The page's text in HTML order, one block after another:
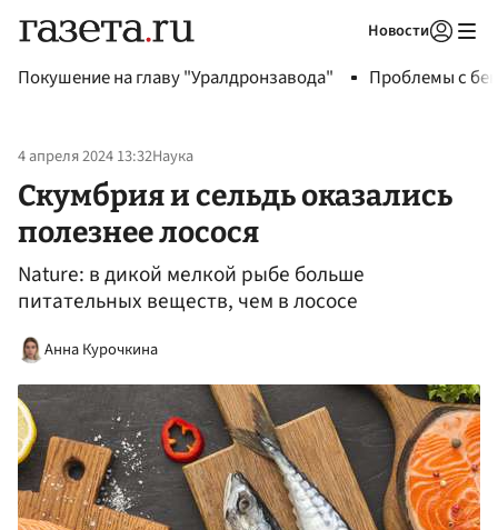
Новости
Покушение на главу "Уралдронзавода" Проблемы с
4 апреля 2024 13:32Наука
Скумбрия и сельдь оказались
полезнее лосося
Nature: в дикой мелкой рыбе больше
питательных веществ, чем в лососе
Анна Курочкина